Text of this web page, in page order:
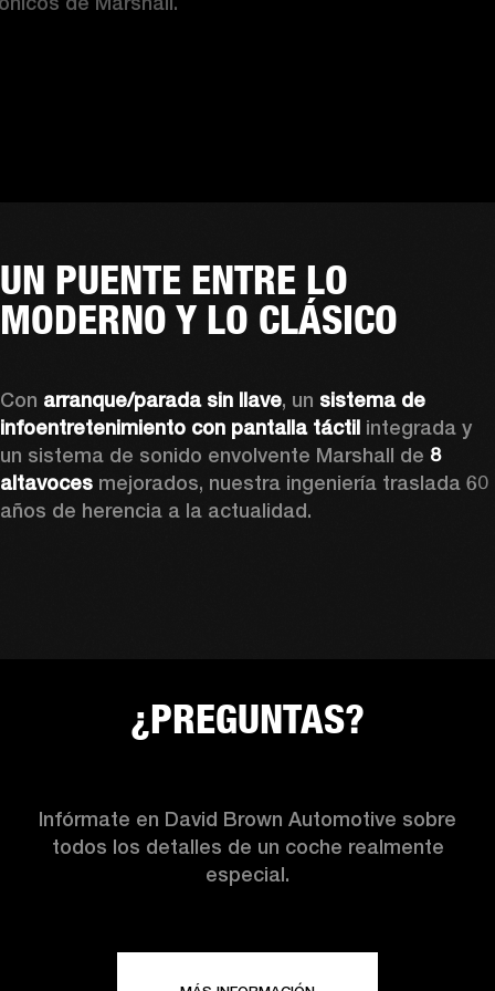
UN PUENTE ENTRE LO
MODERNO Y LO CLÁSICO
Con arranque/parada sin llave, un sistema de
infoentretenimiento con pantalla táctil integrada y
un sistema de sonido envolvente Marshall de 8
altavoces mejorados, nuestra ingeniería traslada 60
años de herencia a la actualidad.
¿PREGUNTAS?
Infórmate en David Brown Automotive sobre
todos los detalles de un coche realmente
especial.